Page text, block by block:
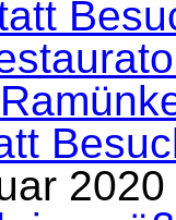
2020